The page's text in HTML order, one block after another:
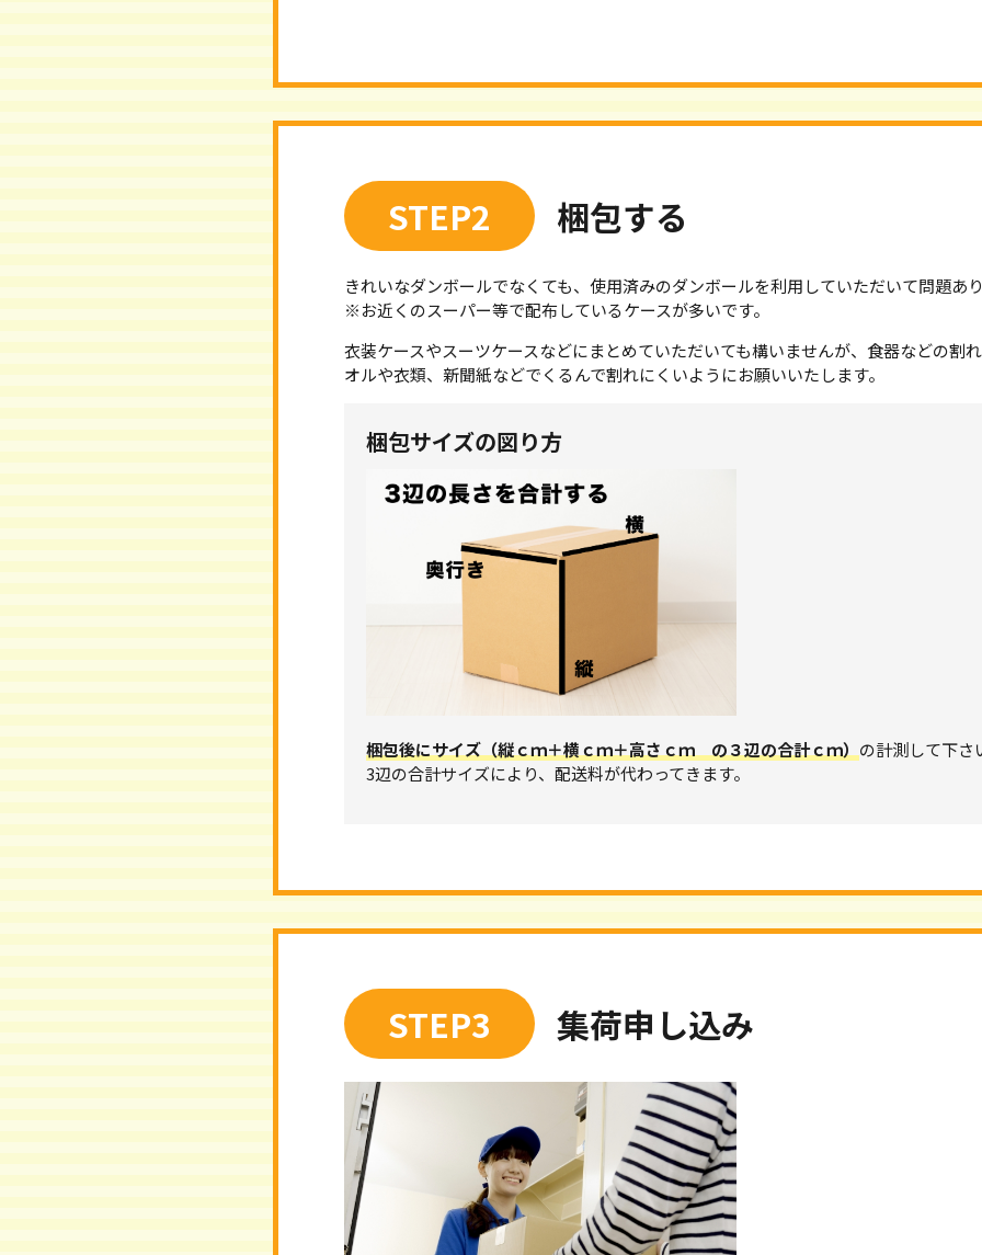
STEP2 梱包する
きれいなダンボールでなくても、使用済みのダンボールを利用していただいて問題あ
※お近くのスーパー等で配布しているケースが多いです。
衣装ケースやスーツケースなどにまとめていただいても構いませんが、食器などの割
オルや衣類、新聞紙などでくるんで割れにくいようにお願いいたします。
梱包サイズの図り方
梱包後にサイズ（縦ｃｍ＋横ｃｍ＋高さｃｍ の３辺の合計ｃｍ） の計測して下さ
3辺の合計サイズにより、配送料が代わってきます。
STEP3 集荷申し込み